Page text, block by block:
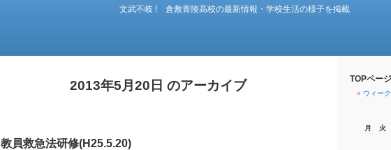
文武不岐 ! 倉敷青陵高校の最新情報・学校生活の様子を掲載
2013年5月20日 のアーカイブ
教員救急法研修(H25.5.20)
TOPペー
ウィー
月 火